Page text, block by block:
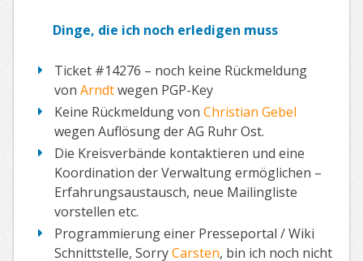
Dinge, die ich noch erledigen muss
Ticket #14276 – noch keine Rückmeldung
von Arndtwegen PGP-Key
Keine Rückmeldung von Christian Gebel
wegen Auflösung der AG Ruhr Ost.
Die Kreisverbände kontaktieren und eine
Koordination der Verwaltung ermöglichen –
Erfahrungsaustausch, neue Mailingliste
vorstellen etc.
Programmierung einer Presseportal / Wiki
Schnittstelle, SorryCarsten, bin ich noch nicht